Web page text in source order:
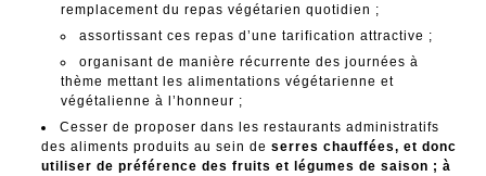
remplacement du repas végétarien quotidien ;
assortissant ces repas d’une tarification attractive ;
organisant de manière récurrente des journées à
thème mettant les alimentations végétarienne et
végétalienne à l’honneur ;
Cesser de proposer dans les restaurants administratifs
des aliments produits au sein deserres chauffées, et donc
utiliser de préférence des fruits et légumes de saison ; à